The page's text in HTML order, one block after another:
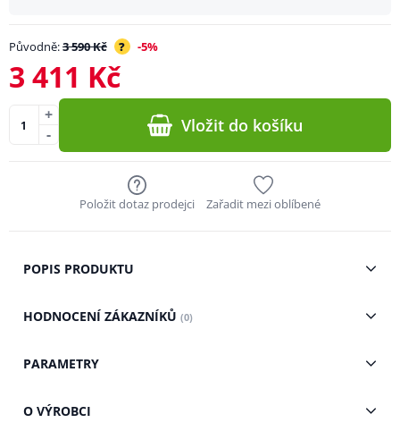
Původně:3 590 Kč ? -5%
3 411 Kč
-
+ Vložit do košíku
Položit dotaz prodejci Zařadit mezi oblíbené
POPIS PRODUKTU
HODNOCENÍ ZÁKAZNÍKŮ (0)
PARAMETRY
O VÝROBCI